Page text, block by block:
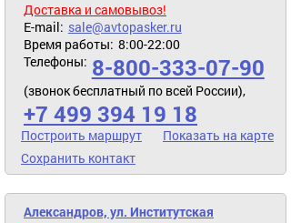
Доставка и самовывоз!
E-mail: sale@avtopasker.ru
Время работы: 8:00-22:00
Телефоны: 8-800-333-07-90
(звонок бесплатный по всей России),
+7 499 394 19 18
Построить маршрут
Показать на карте
Сохранить контакт
Александров, ул. Институтская